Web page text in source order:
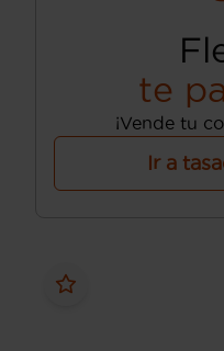
te
¡Vende tu
Ir a